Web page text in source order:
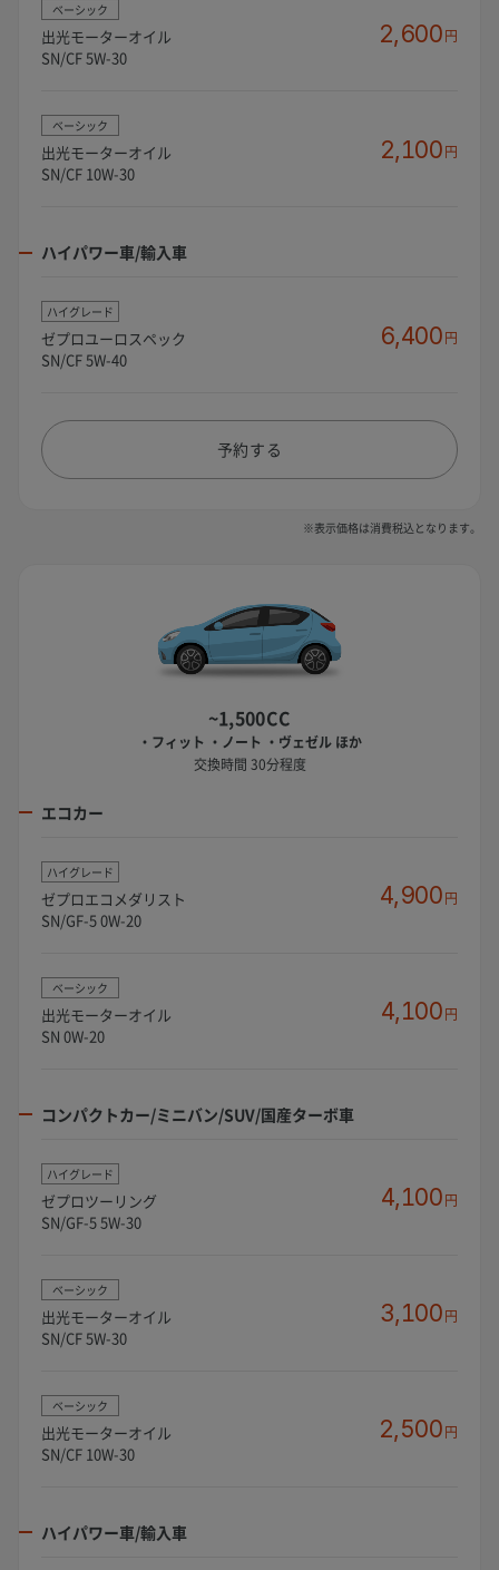
ベーシック
出光モーターオイル
SN/CF 5W-30
2,600円
ベーシック
出光モーターオイル
SN/CF 10W-30
2,100円
ハイパワー車/輸入車
ハイグレード
ゼプロユーロスペック
SN/CF 5W-40
6,400円
予約する
※表示価格は消費税込となります。
~1,500CC
・フィット ・ノート ・ヴェゼル ほか
交換時間 30分程度
エコカー
ハイグレード
ゼプロエコメダリスト
SN/GF-5 0W-20
4,900円
ベーシック
出光モーターオイル
SN 0W-20
4,100円
コンパクトカー/ミニバン/SUV/国産ターボ車
ハイグレード
ゼプロツーリング
SN/GF-5 5W-30
4,100円
ベーシック
出光モーターオイル
SN/CF 5W-30
3,100円
ベーシック
出光モーターオイル
SN/CF 10W-30
2,500円
ハイパワー車/輸入車